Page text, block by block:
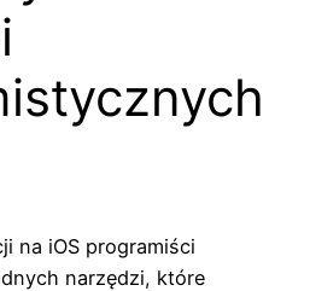
na iOS programiści
narzędzi, które